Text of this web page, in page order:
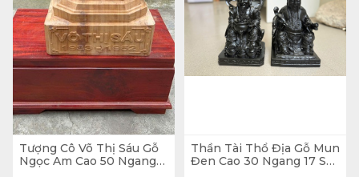
Tượng Cô Võ Thị Sáu Gỗ
Ngọc Am Cao 50 Ngang
Thần Tài Thổ Địa Gỗ Mun
Đen Cao 30 Ngang 17 Sâu